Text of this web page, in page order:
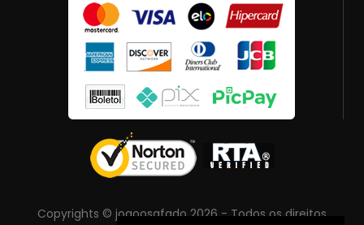
Copyrights © joaoosafado 2026 - Todos os direitos